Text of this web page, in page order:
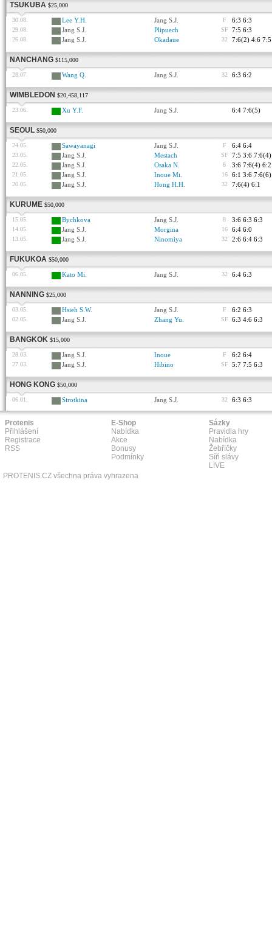
TSUKUBA $25,000
30.08. Lee Y.H. Jang S.J. F 6:3 6:3
29.08. Jang S.J. Plipuech SF 7:5 6:3
26.08. Jang S.J. Okadaue 32 7:6(2) 4:6 7:5
NANCHANG $115,000
28.07. Wang Q. Jang S.J. 32 6:3 6:2
WIMBLEDON $20,458,117
23.06. Xu Y.F. Jang S.J. 6:4 7:6(5)
SEOUL $50,000
24.05. Sawayanagi Jang S.J. F 6:4 6:4
23.05. Jang S.J. Mestach SF 7:5 3:6 7:6(4)
22.05. Jang S.J. Osaka N. 8 3:6 7:6(4) 6:2
21.05. Jang S.J. Inoue Mi. 16 6:1 3:6 7:6(6)
20.05. Jang S.J. Hong H.H. 32 7:6(4) 6:1
KURUME $50,000
15.05. Bychkova Jang S.J. 8 3:6 6:3 6:3
14.05. Jang S.J. Morgina 16 6:4 6:0
13.05. Jang S.J. Ninomiya 32 2:6 6:4 6:3
FUKUKOA $50,000
06.05. Kato Mi. Jang S.J. 32 6:4 6:3
NANNING $25,000
03.05. Hsieh S.W. Jang S.J. F 6:2 6:3
02.05. Jang S.J. Zhang Yu. SF 6:3 4:6 6:3
BANGKOK $15,000
28.03. Jang S.J. Inoue F 6:2 6:4
27.03. Jang S.J. Hibino SF 5:7 7:5 6:3
HONG KONG $50,000
06.01. Sirotkina Jang S.J. 32 6:3 6:3
Protenis
Přihlášení
Registrace
RSS
E-Shop
Nabídka
Akce
Bonusy
Podmínky
Sázky
Pravidla hry
Nabídka
Žebříčky
Síň slávy
L!VE
PROTENIS.CZ všechna práva vyhrazena